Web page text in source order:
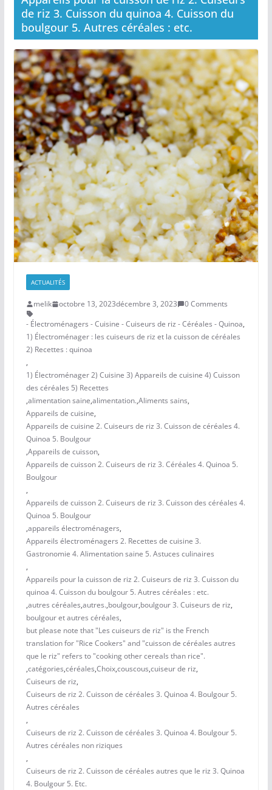
de riz 3. Cuisson du quinoa 4. Cuisson du
boulgour 5. Autres céréales : etc.
ACTUALITÉS
melik octobre 13, 2023décembre 3, 2023
0 Comments
- Électroménagers - Cuisine - Cuiseurs de riz - Céréales - Quinoa,
1) Électroménager : les cuiseurs de riz et la cuisson de céréales
2) Recettes : quinoa
,
1) Électroménager 2) Cuisine 3) Appareils de cuisine 4) Cuisson
des céréales 5) Recettes
,alimentation saine,alimentation.,Aliments sains,
Appareils de cuisine,
Appareils de cuisine 2. Cuiseurs de riz 3. Cuisson de céréales 4.
Quinoa 5. Boulgour
,Appareils de cuisson,
Appareils de cuisson 2. Cuiseurs de riz 3. Céréales 4. Quinoa 5.
Boulgour
,
Appareils de cuisson 2. Cuiseurs de riz 3. Cuisson des céréales 4.
Quinoa 5. Boulgour
,appareils électroménagers,
Appareils électroménagers 2. Recettes de cuisine 3.
Gastronomie 4. Alimentation saine 5. Astuces culinaires
,
Appareils pour la cuisson de riz 2. Cuiseurs de riz 3. Cuisson du
quinoa 4. Cuisson du boulgour 5. Autres céréales : etc.
,autres céréales,autres.,boulgour,boulgour 3. Cuiseurs de riz,
boulgour et autres céréales,
but please note that "Les cuiseurs de riz" is the French
translation for "Rice Cookers" and "cuisson de céréales autres
que le riz" refers to "cooking other cereals than rice".
,catégories,céréales,Choix,couscous,cuiseur de riz,
Cuiseurs de riz,
Cuiseurs de riz 2. Cuisson de céréales 3. Quinoa 4. Boulgour 5.
Autres céréales
,
Cuiseurs de riz 2. Cuisson de céréales 3. Quinoa 4. Boulgour 5.
Autres céréales non riziques
,
Cuiseurs de riz 2. Cuisson de céréales autres que le riz 3. Quinoa
4. Boulgour 5. Etc.